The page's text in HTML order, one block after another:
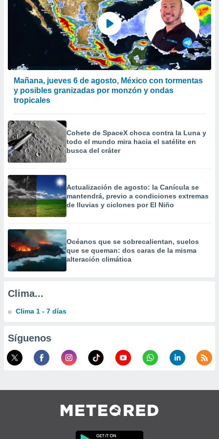
contenido
medir el
de la
el
de
o a través
de
de
de
uso de
con el
e
mediante
publicidad
publicidad
de
1199
Mañana, jueves 6 de agosto, México con tormentas
y posibles granizadas por monzón y ondas
tropicales
Cohete de SpaceX choca contra la Luna y
todo el mundo mira hacia el satélite en
busca del cráter
Actualización de agosto: la Canícula se
mantendrá, previo a condiciones extremas
de lluvias y ciclones por El Niño
Océanos que se sobrecalientan, suelos
que se queman: dos caras de la misma
alteración climática
Clima...
Clima 1 - 7 días
Síguenos